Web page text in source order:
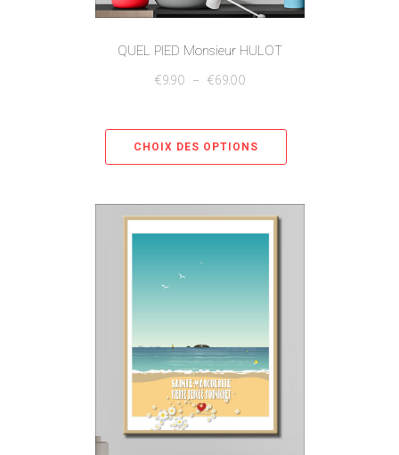
QUEL PIED Monsieur HULOT
€9.90 – €69.00
CHOIX DES OPTIONS